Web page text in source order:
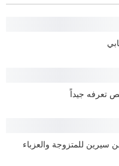
تعرفه جيداً
للمتزوجة والعزباء